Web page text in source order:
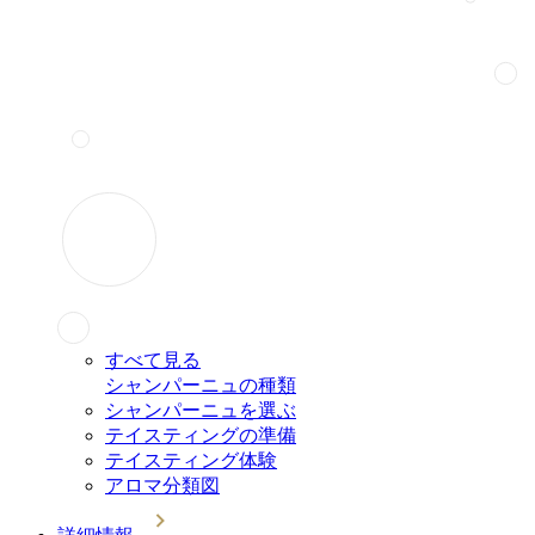
すべて見る
シャンパーニュの種類
シャンパーニュを選ぶ
テイスティングの準備
テイスティング体験
アロマ分類図